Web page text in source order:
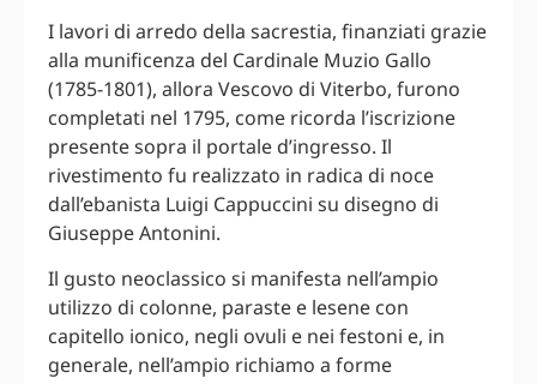
I lavori di arredo della sacrestia, finanziati grazie
alla munificenza del Cardinale Muzio Gallo
(1785-1801), allora Vescovo di Viterbo, furono
completati nel 1795, come ricorda l’iscrizione
presente sopra il portale d’ingresso. Il
rivestimento fu realizzato in radica di noce
dall’ebanista Luigi Cappuccini su disegno di
Giuseppe Antonini.
Il gusto neoclassico si manifesta nell’ampio
utilizzo di colonne, paraste e lesene con
capitello ionico, negli ovuli e nei festoni e, in
generale, nell’ampio richiamo a forme